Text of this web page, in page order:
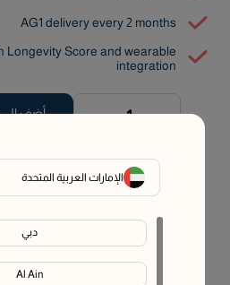
الإمارات العربية المتحدة
دبي
Al Ain
AG1 delivery every 2 months
Longevity Score and wearable
integration
-
1
+ أضف
مقدم الخدمة:
الرعاية الصحية المنزلية
الصحة بدبي: 9025464)
قسمها على4دفعات بدون فوائد و